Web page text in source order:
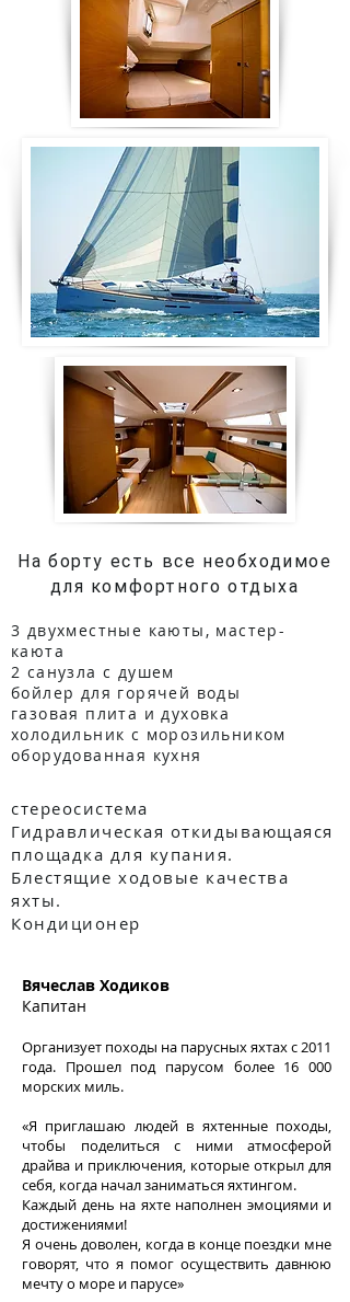
На борту есть все необходимое
для комфортного отдыха
3 двухместные каюты, мастер-
каюта
2 санузла с душем
бойлер для горячей воды
газовая плита и духовка
холодильник с морозильником
оборудованная кухня
стереосистема
Гидравлическая откидывающаяся
площадка для купания.
Блестящие ходовые качества
яхты.
Кондиционер
Вячеслав Ходиков
Капитан
Организует походы на парусных яхтах с 2011
года. Прошел под парусом более 16 000
морских миль.
«Я приглашаю людей в яхтенные походы,
чтобы поделиться с ними атмосферой
драйва и приключения, которые открыл для
себя, когда начал заниматься яхтингом.
Каждый день на яхте наполнен эмоциями и
достижениями!
Я очень доволен, когда в конце поездки мне
говорят, что я помог осуществить давнюю
мечту о море и парусе»